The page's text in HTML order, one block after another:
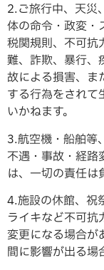
2.ご旅行中、天災
体の命令・政変・
税関規則、不可抗
難、詐欺、暴行、
故による損害、ま
する行為をされて
いかねます。
3.航空機・船舶等
不遇・事故・経路
は、一切の責任は
4.施設の休館、祝
ライキなど不可
変更になる場合が
間に影響が出る場